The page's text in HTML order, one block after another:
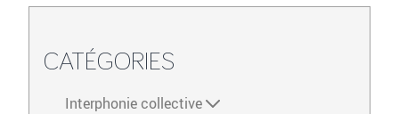
CATÉGORIES
Interphonie collective